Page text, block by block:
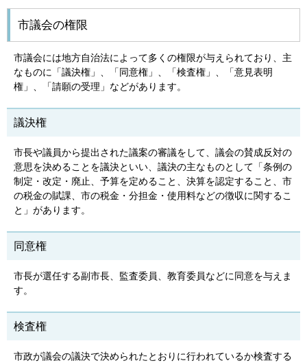
市議会の権限
市議会には地方自治法によって多くの権限が与えられており、主
なものに「議決権」、「同意権」、「検査権」、「意見表明
権」、「請願の受理」などがあります。
議決権
市長や議員から提出された議案の審議をして、議会の賛成反対の
意思を決めることを議決といい、議決の主なものとして「条例の
制定・改定・廃止、予算を定めること、決算を認定すること、市
の税金の賦課、市の税金・分担金・使用料などの徴収に関するこ
と」があります。
同意権
市長が選任する副市長、監査委員、教育委員などに同意を与えま
す。
検査権
市政が議会の議決で決められたとおりに行われているか検査する